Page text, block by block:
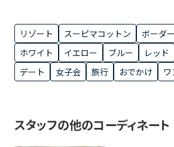
リゾート スーピマコットン ボーダー
ホワイト
イエロー ブルー レッド
デート
女子会 旅行 おでかけ ワ
スタッフの他のコーディネート